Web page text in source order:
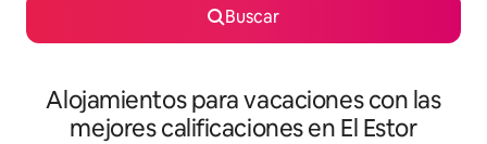
Buscar
Alojamientos para vacaciones con las
mejores calificaciones en El Estor